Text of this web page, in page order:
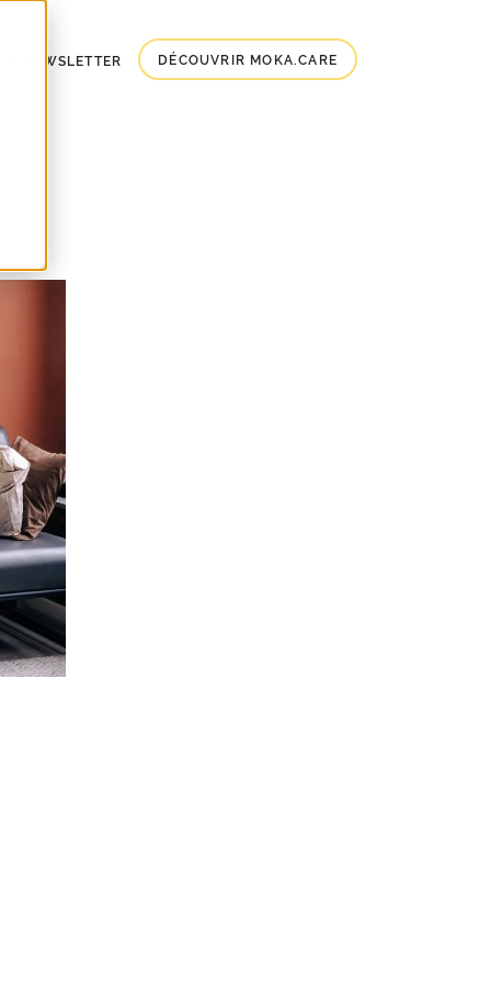
NEWSLETTER DÉCOUVRIR MOKA.CARE